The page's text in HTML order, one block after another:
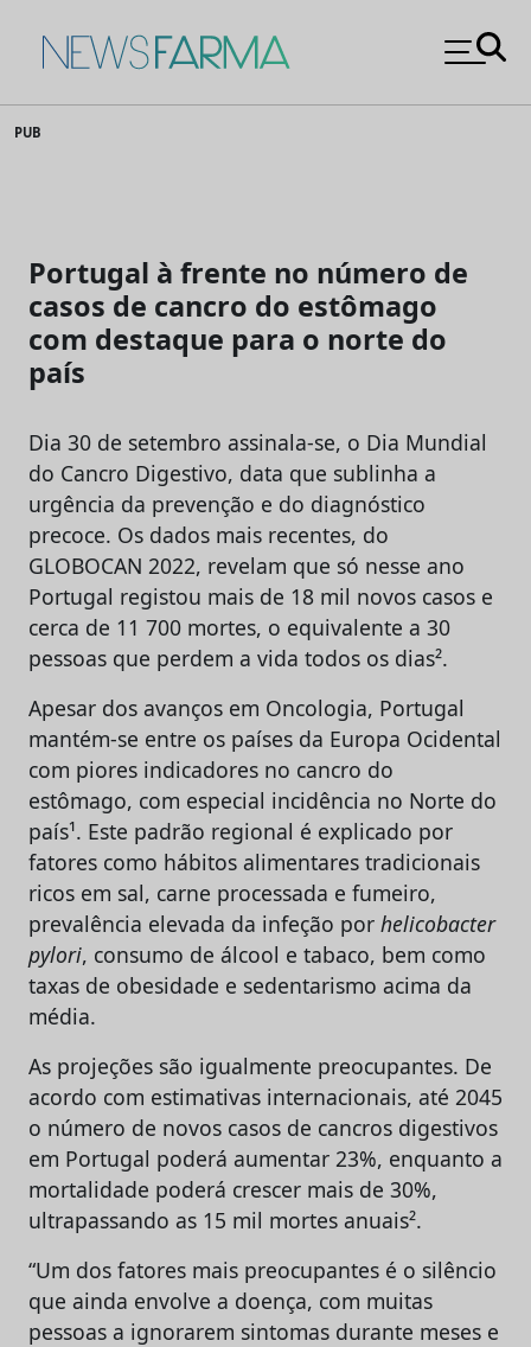
to
News Farma
PUB
Portugal à frente no número de
casos de cancro do estômago
com destaque para o norte do
país
Dia 30 de setembro assinala-se, o Dia Mundial
do Cancro Digestivo, data que sublinha a
urgência da prevenção e do diagnóstico
precoce. Os dados mais recentes, do
GLOBOCAN 2022, revelam que só nesse ano
Portugal registou mais de 18 mil novos casos e
cerca de 11 700 mortes, o equivalente a 30
pessoas que perdem a vida todos os dias².
Apesar dos avanços em Oncologia, Portugal
mantém-se entre os países da Europa Ocidental
com piores indicadores no cancro do
estômago, com especial incidência no Norte do
país¹. Este padrão regional é explicado por
fatores como hábitos alimentares tradicionais
ricos em sal, carne processada e fumeiro,
prevalência elevada da infeção por helicobacter
pylori, consumo de álcool e tabaco, bem como
taxas de obesidade e sedentarismo acima da
média.
As projeções são igualmente preocupantes. De
acordo com estimativas internacionais, até 2045
o número de novos casos de cancros digestivos
em Portugal poderá aumentar 23%, enquanto a
mortalidade poderá crescer mais de 30%,
ultrapassando as 15 mil mortes anuais².
“Um dos fatores mais preocupantes é o silêncio
que ainda envolve a doença, com muitas
pessoas a ignorarem sintomas durante meses e